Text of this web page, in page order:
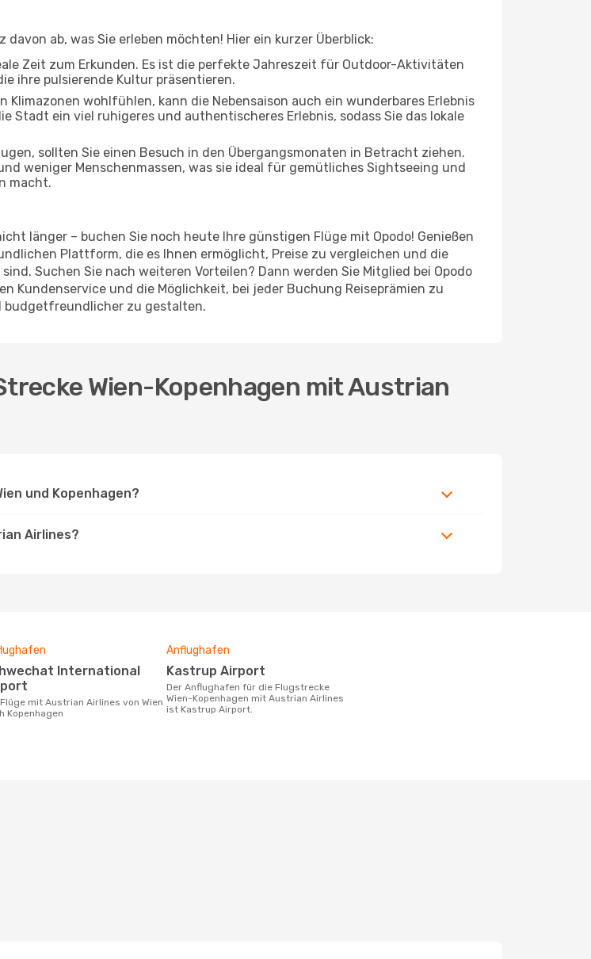
ab, was Sie erleben möchten! Hier ein kurzer Überblick:
Zeit zum Erkunden. Es ist die perfekte Jahreszeit für Outdoor-Aktivitäten
ihre pulsierende Kultur präsentieren.
Klimazonen wohlfühlen, kann die Nebensaison auch ein wunderbares Erlebnis
Stadt ein viel ruhigeres und authentischeres Erlebnis, sodass Sie das lokale
sollten Sie einen Besuch in den Übergangsmonaten in Betracht ziehen.
weniger Menschenmassen, was sie ideal für gemütliches Sightseeing und
macht.
länger – buchen Sie noch heute Ihre günstigen Flüge mit Opodo! Genießen
Plattform, die es Ihnen ermöglicht, Preise zu vergleichen und die
Suchen Sie nach weiteren Vorteilen? Dann werden Sie Mitglied bei Opodo
Kundenservice und die Möglichkeit, bei jeder Buchung Reiseprämien zu
budgetfreundlicher zu gestalten.
Wien-Kopenhagen mit Austrian
und Kopenhagen?
Airlines?
Kopenhagen
Anflughafen
Kastrup Airport
Der Anflughafen für die Flugstrecke
Wien-Kopenhagen mit Austrian Airlines
ist Kastrup Airport.